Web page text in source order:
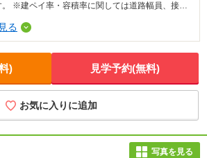
。 ※建ペイ率・容積率に関しては道路幅員、接道
情勢の影響により、仕様・設備・外構などの変
部引き渡し後の設置、取付になる場合がございま
駅までの徒歩所要時間は最も遠い区画を起点と
の概算です。 ※6号棟は抽選販売となります。
時:2026年9月18日(金) 17時抽選申込締切、同日17
契約後も2026年8月23日内覧させていただきま
る
) 見学予約(無料)
お気に入りに追加
写真を見る